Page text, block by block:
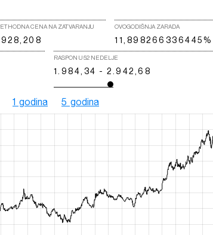
CENA NA ZATVARANJU OVOGODIŠNJA ZARADA
11,898266336445%
RASPON U 52 NEDELJE
1.984,34 - 2.942,68
1 godina 5 godina